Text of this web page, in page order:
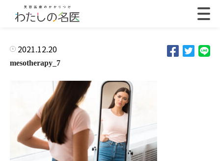
2021.12.20
mesotherapy_7